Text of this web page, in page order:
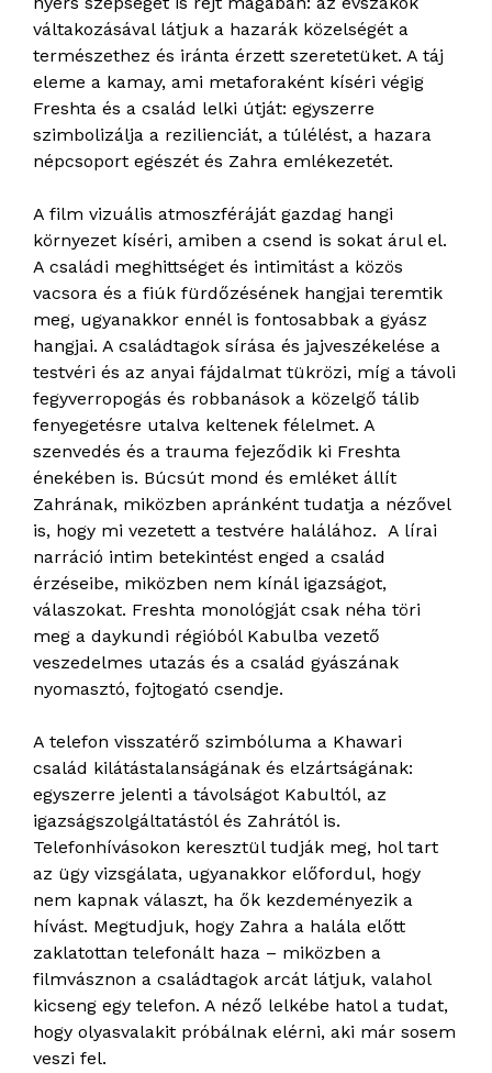
váltakozásával látjuk a hazarák közelségét a
természethez és iránta érzett szeretetüket. A táj
eleme a kamay, ami metaforaként kíséri végig
Freshta és a család lelki útját: egyszerre
szimbolizálja a rezilienciát, a túlélést, a hazara
népcsoport egészét és Zahra emlékezetét.
A film vizuális atmoszféráját gazdag hangi
környezet kíséri, amiben a csend is sokat árul el.
A családi meghittséget és intimitást a közös
vacsora és a fiúk fürdőzésének hangjai teremtik
meg, ugyanakkor ennél is fontosabbak a gyász
hangjai. A családtagok sírása és jajveszékelése a
testvéri és az anyai fájdalmat tükrözi, míg a távoli
fegyverropogás és robbanások a közelgő tálib
fenyegetésre utalva keltenek félelmet. A
szenvedés és a trauma fejeződik ki Freshta
énekében is. Búcsút mond és emléket állít
Zahrának, miközben apránként tudatja a nézővel
is, hogy mi vezetett a testvére halálához. A lírai
narráció intim betekintést enged a család
érzéseibe, miközben nem kínál igazságot,
válaszokat. Freshta monológját csak néha töri
meg a daykundi régióból Kabulba vezető
veszedelmes utazás és a család gyászának
nyomasztó, fojtogató csendje.
A telefon visszatérő szimbóluma a Khawari
család kilátástalanságának és elzártságának:
egyszerre jelenti a távolságot Kabultól, az
igazságszolgáltatástól és Zahrától is.
Telefonhívásokon keresztül tudják meg, hol tart
az ügy vizsgálata, ugyanakkor előfordul, hogy
nem kapnak választ, ha ők kezdeményezik a
hívást. Megtudjuk, hogy Zahra a halála előtt
zaklatottan telefonált haza – miközben a
filmvásznon a családtagok arcát látjuk, valahol
kicseng egy telefon. A néző lelkébe hatol a tudat,
hogy olyasvalakit próbálnak elérni, aki már sosem
veszi fel.